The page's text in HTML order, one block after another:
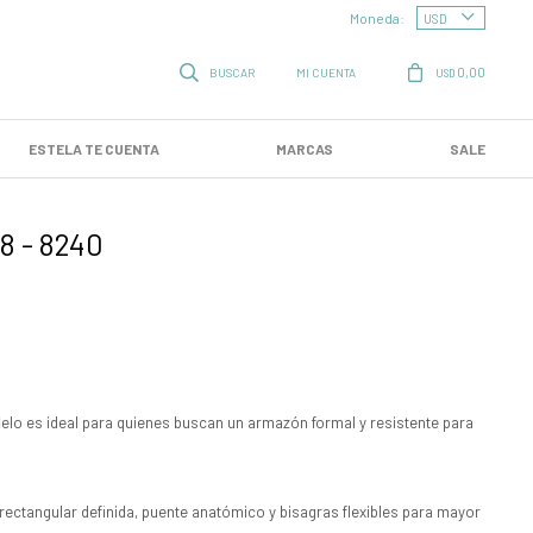
ESTELA TE CUENTA MARCAS SALE
USD 0,00
Moneda:
- 8240
es ideal para quienes buscan un armazón formal y resistente para
definida, puente anatómico y bisagras flexibles para mayor